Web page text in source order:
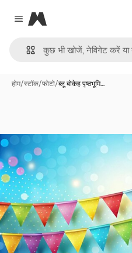
Close menu
Magnific
होम/स्टॉक/फोटो/ब्लू बोकेह पृष्ठभूमि…